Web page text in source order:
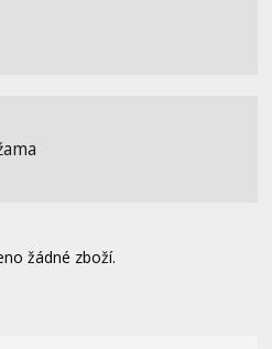
žádné zboží.